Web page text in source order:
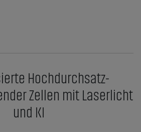
Hochdurchsatz-
Zellen mit Laserlicht
und KI